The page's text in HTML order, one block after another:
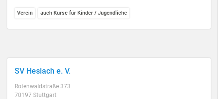
Verein auch Kurse für Kinder / Jugendliche
SV Heslach e. V.
Rotenwaldstraße 373
70197 Stuttgart